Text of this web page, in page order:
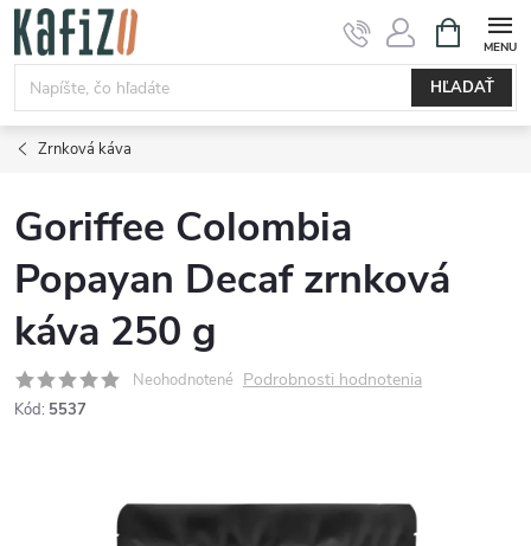
Prejsť
obsah
HĽADAŤ
KOŠÍK
Zrnková káva
Goriffee Colombia
Popayan Decaf zrnková
káva 250 g
Neohodnotené Podrobnosti hodnotenia
Kód: 5537